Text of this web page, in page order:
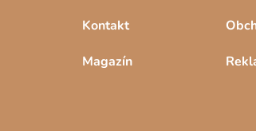
Kontakt
Magazín